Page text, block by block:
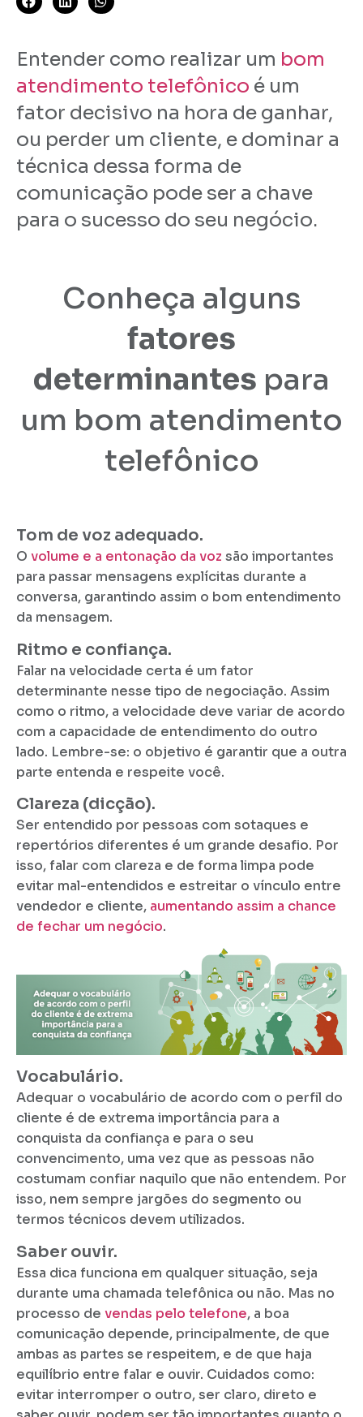
Entender como realizar um bom
atendimento telefônico é um
fator decisivo na hora de ganhar,
ou perder um cliente, e dominar a
técnica dessa forma de
comunicação pode ser a chave
para o sucesso do seu negócio.
Conheça alguns
fatores
determinantes para
um bom atendimento
telefônico
Tom de voz adequado.
O volume e a entonação da voz são importantes
para passar mensagens explícitas durante a
conversa, garantindo assim o bom entendimento
da mensagem.
Ritmo e confiança.
Falar na velocidade certa é um fator
determinante nesse tipo de negociação. Assim
como o ritmo, a velocidade deve variar de acordo
com a capacidade de entendimento do outro
lado. Lembre-se: o objetivo é garantir que a outra
parte entenda e respeite você.
Clareza (dicção).
Ser entendido por pessoas com sotaques e
repertórios diferentes é um grande desafio. Por
isso, falar com clareza e de forma limpa pode
evitar mal-entendidos e estreitar o vínculo entre
vendedor e cliente, aumentando assim a chance
de fechar um negócio.
Vocabulário.
Adequar o vocabulário de acordo com o perfil do
cliente é de extrema importância para a
conquista da confiança e para o seu
convencimento, uma vez que as pessoas não
costumam confiar naquilo que não entendem. Por
isso, nem sempre jargões do segmento ou
termos técnicos devem utilizados.
Saber ouvir.
Essa dica funciona em qualquer situação, seja
durante uma chamada telefônica ou não. Mas no
processo de vendas pelo telefone, a boa
comunicação depende, principalmente, de que
ambas as partes se respeitem, e de que haja
equilíbrio entre falar e ouvir. Cuidados como:
evitar interromper o outro, ser claro, direto e